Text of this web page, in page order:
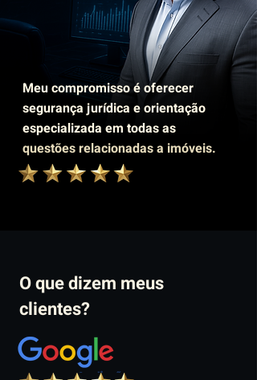
Meu compromisso é oferecer
segurança jurídica e orientação
especializada em todas as
questões relacionadas a imóveis.
O que dizem meus
clientes?